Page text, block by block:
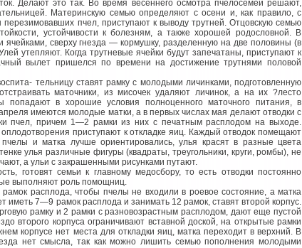
Делают это так. Во время весеннего осмотра пчелосемей решают,
Материнскую семью определяют с осени и, как правило, с
пчел, приступают к выводу трутней. Отцовскую семью
устойчивости к болезням, а также хорошей родословной. В
ячейками, сверху гнезда — кормушку, разделенную на две половины (в
утепляют. Когда трутневые ячейки будут запечатаны, приступают к
вылет пришелся по времени на достижение трутнями половой
тельницу ставят рамку с молодыми личинками, подготовленную
маточники, из мисочек удаляют личинок, а на их ?лесто
в хорошие условия полноценного маточного питания, в
имеются молодые матки, а в первых числах мая делают отводки с
пчел, причем 1—2 рамки из них с печатным расплодом на выходе.
приступают к откладке яиц. Каждый отводок помещают
и матка лучше ориентировались, улья красят в разные цвета
улья различные фигуры (квадраты, треугольники, круги, ромбы), не
а ульи с закрашенными рисунками путают.
готовят семьи к главному медосбору, то есть отводки постоянно
выполняют роль помощниц.
расплода, чтобы пчелы не входили в роевое состояние, а матка
иметь 7—9 рамок расплода и занимать 12 рамок, ставят второй корпус.
рамку и 2 рамки с разновозрастным расплодом, дают еще пустой
второго корпуса ограничивают вставной доской, на открытые рамки
корпусе нет места для откладки яиц, матка переходит в верхний. В
нет смысла, так как можно лишить семью пополнения молодыми